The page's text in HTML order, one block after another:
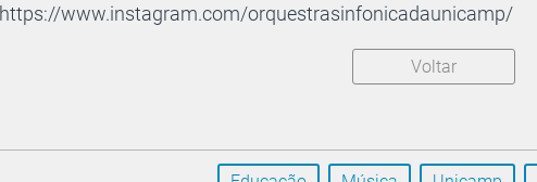
https://www.instagram.com/orquestrasinfonicadaunicamp/
Voltar